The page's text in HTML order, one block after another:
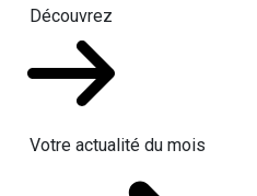
Découvrez
Votre actualité du mois